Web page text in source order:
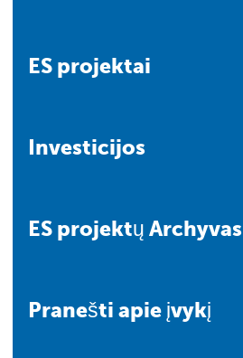
ES projektai
Investicijos
ES projektų Archyvas
Pranešti apie įvykį